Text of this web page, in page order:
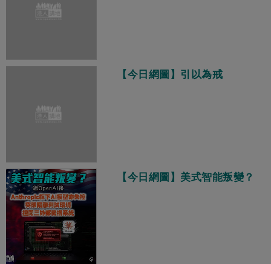
【今日網圖】引以為戒
【今日網圖】美式智能叛變？